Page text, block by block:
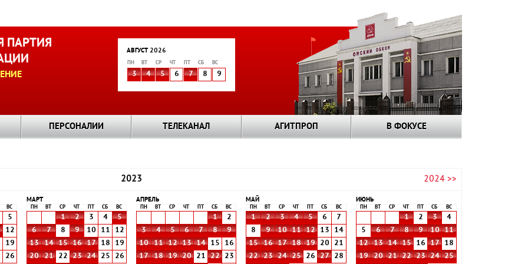
ПАРТИЯ
АВГУСТ 2026
ПН ВТ СР ЧТ СБ ВС
3 4 5 6 7 8 9
ПЕРСОНАЛИИ ТЕЛЕКАНАЛ АГИТПРОП В ФОКУСЕ
2023 2024 >>
ВС
5
12
19
26
МАРТ
ПН ВТ СР ЧТ СБ ВС
1 2 3 4
5
6
7 8 9 10 11
12
13
14 15 16 17 18
19
20
21 22 23 24 25
26
АПРЕЛЬ
ПН ВТ СР ЧТ СБ ВС
1
2
3
4 5 6 7 8
9
10
11 12 13 14 15
16
17
18 19 20 21 22
23
МАЙ
ПН ВТ СР ЧТ СБ ВС
1 2 3 4 5 6
7
8
9 10 11 12 13
14
15
16 17 18 19 20
21
22
23 24 25 26 27
28
ИЮНЬ
ПН ВТ СР ЧТ СБ ВС
1 2 3
4
5
6 7 8 9 10
11
12
13 14 15 16 17
18
19
20 21 22 23 24
25